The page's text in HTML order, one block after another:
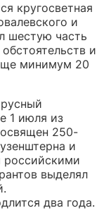
кругосветная
и
шестую часть
и
минимум 20
1 июля из
250-
и
выделял
два года.